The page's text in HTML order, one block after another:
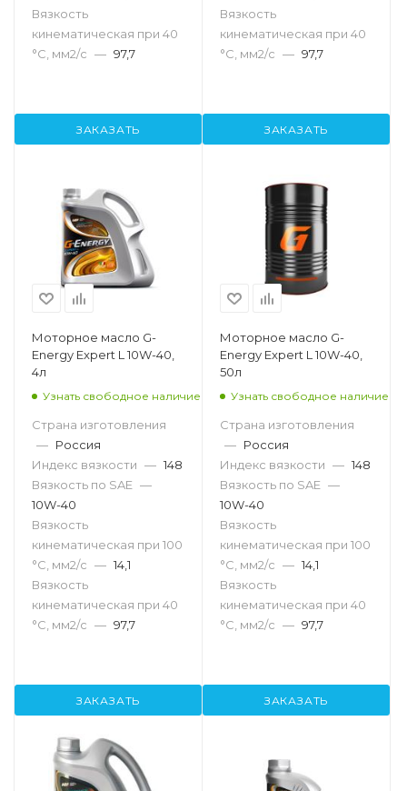
Вязкость
кинематическая при 40
°С, мм2/с — 97,7
ЗАКАЗАТЬ
Вязкость
кинематическая при 40
°С, мм2/с — 97,7
ЗАКАЗАТЬ
Моторное масло G-
Energy Expert L 10W-40,
4л
Узнать свободное наличие
Страна изготовления
— Россия
Индекс вязкости — 148
Вязкость по SAE —
10W-40
Вязкость
кинематическая при 100
°С, мм2/с — 14,1
Вязкость
кинематическая при 40
°С, мм2/с — 97,7
ЗАКАЗАТЬ
Моторное масло G-
Energy Expert L 10W-40,
50л
Узнать свободное наличие
Страна изготовления
— Россия
Индекс вязкости — 148
Вязкость по SAE —
10W-40
Вязкость
кинематическая при 100
°С, мм2/с — 14,1
Вязкость
кинематическая при 40
°С, мм2/с — 97,7
ЗАКАЗАТЬ